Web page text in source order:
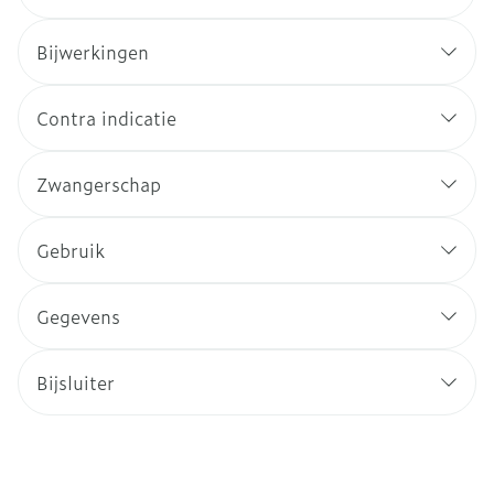
Bijwerkingen
Contra indicatie
Zwangerschap
Gebruik
Gegevens
Bijsluiter